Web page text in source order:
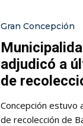
Gran Concepción
adjudicó a
de
Concepción estuvo
de recolección de